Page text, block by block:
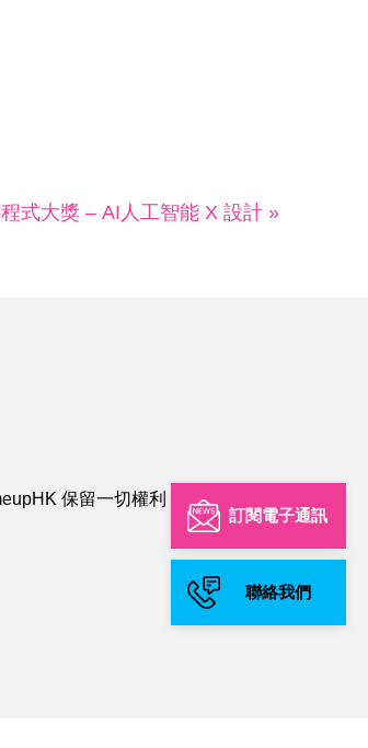
訂閱電子通訊
聯絡我們
式大獎 – AI人工智能 X 設計 »
保留一切權利